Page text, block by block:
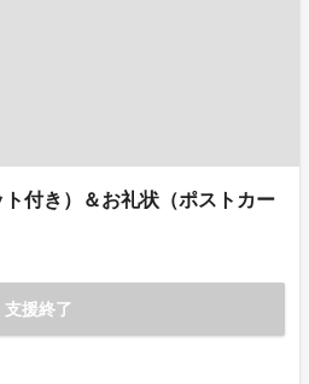
付き）＆お礼状（ポストカー
支援終了